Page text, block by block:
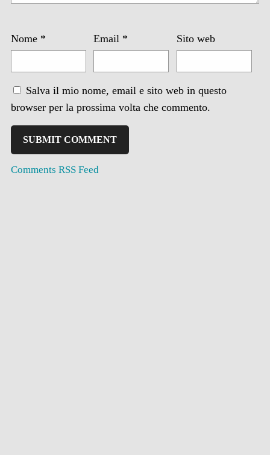
Nome * Email * Sito web
Salva il mio nome, email e sito web in questo
browser per la prossima volta che commento.
Comments RSS Feed